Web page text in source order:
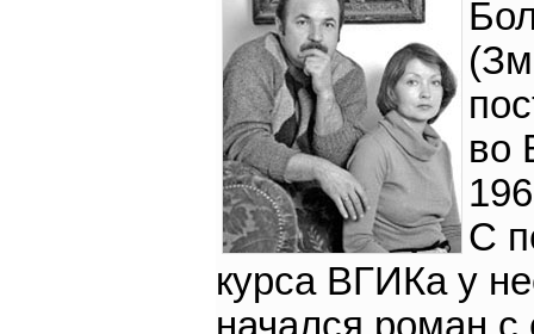
во
С
курса ВГИКа у